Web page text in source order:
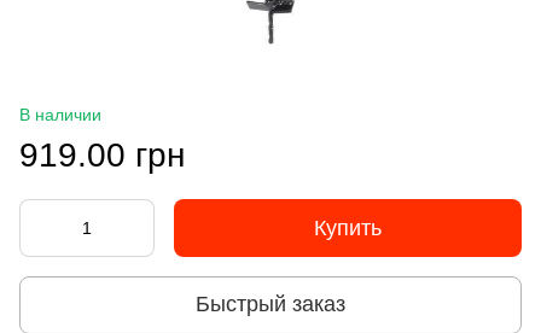
В наличии
919.00 грн
Купить
Быстрый заказ